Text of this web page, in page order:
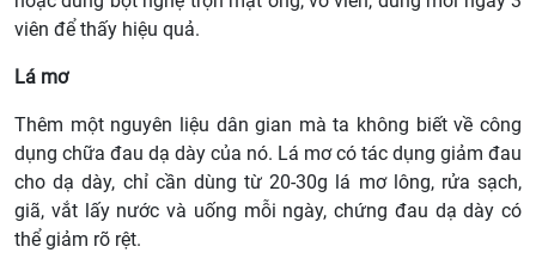
viên để thấy hiệu quả.
Lá mơ
Thêm một nguyên liệu dân gian mà ta không biết về công
dụng chữa đau dạ dày của nó. Lá mơ có tác dụng giảm đau
cho dạ dày, chỉ cần dùng từ 20-30g lá mơ lông, rửa sạch,
giã, vắt lấy nước và uống mỗi ngày, chứng đau dạ dày có
thể giảm rõ rệt.